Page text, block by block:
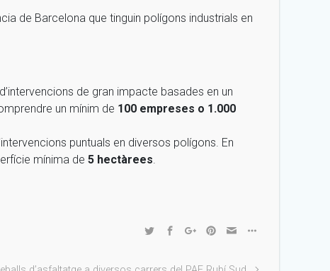
de Barcelona que tinguin polígons industrials en
de gran impacte basades en un
un mínim de 100 empreses o 1.000
puntuals en diversos polígons. En
mínima de 5 hectàrees.